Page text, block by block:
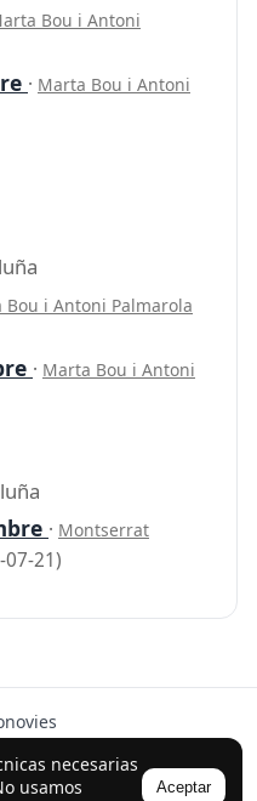
necesarias
usamos
Aceptar
Bou i Antoni
· Marta Bou i Antoni
Bou i Antoni Palmarola
· Marta Bou i Antoni
· Montserrat
07-21)
con la ayuda de IA